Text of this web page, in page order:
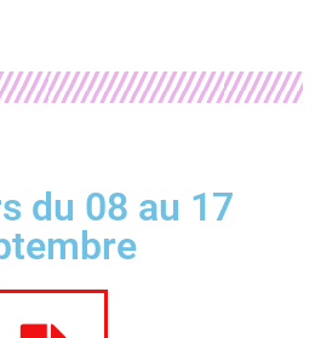
du 08 au 17